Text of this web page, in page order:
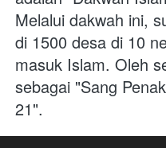
Melalui dakwah ini,
di 1500 desa di 10
masuk Islam. Oleh
sebagai "Sang
21".